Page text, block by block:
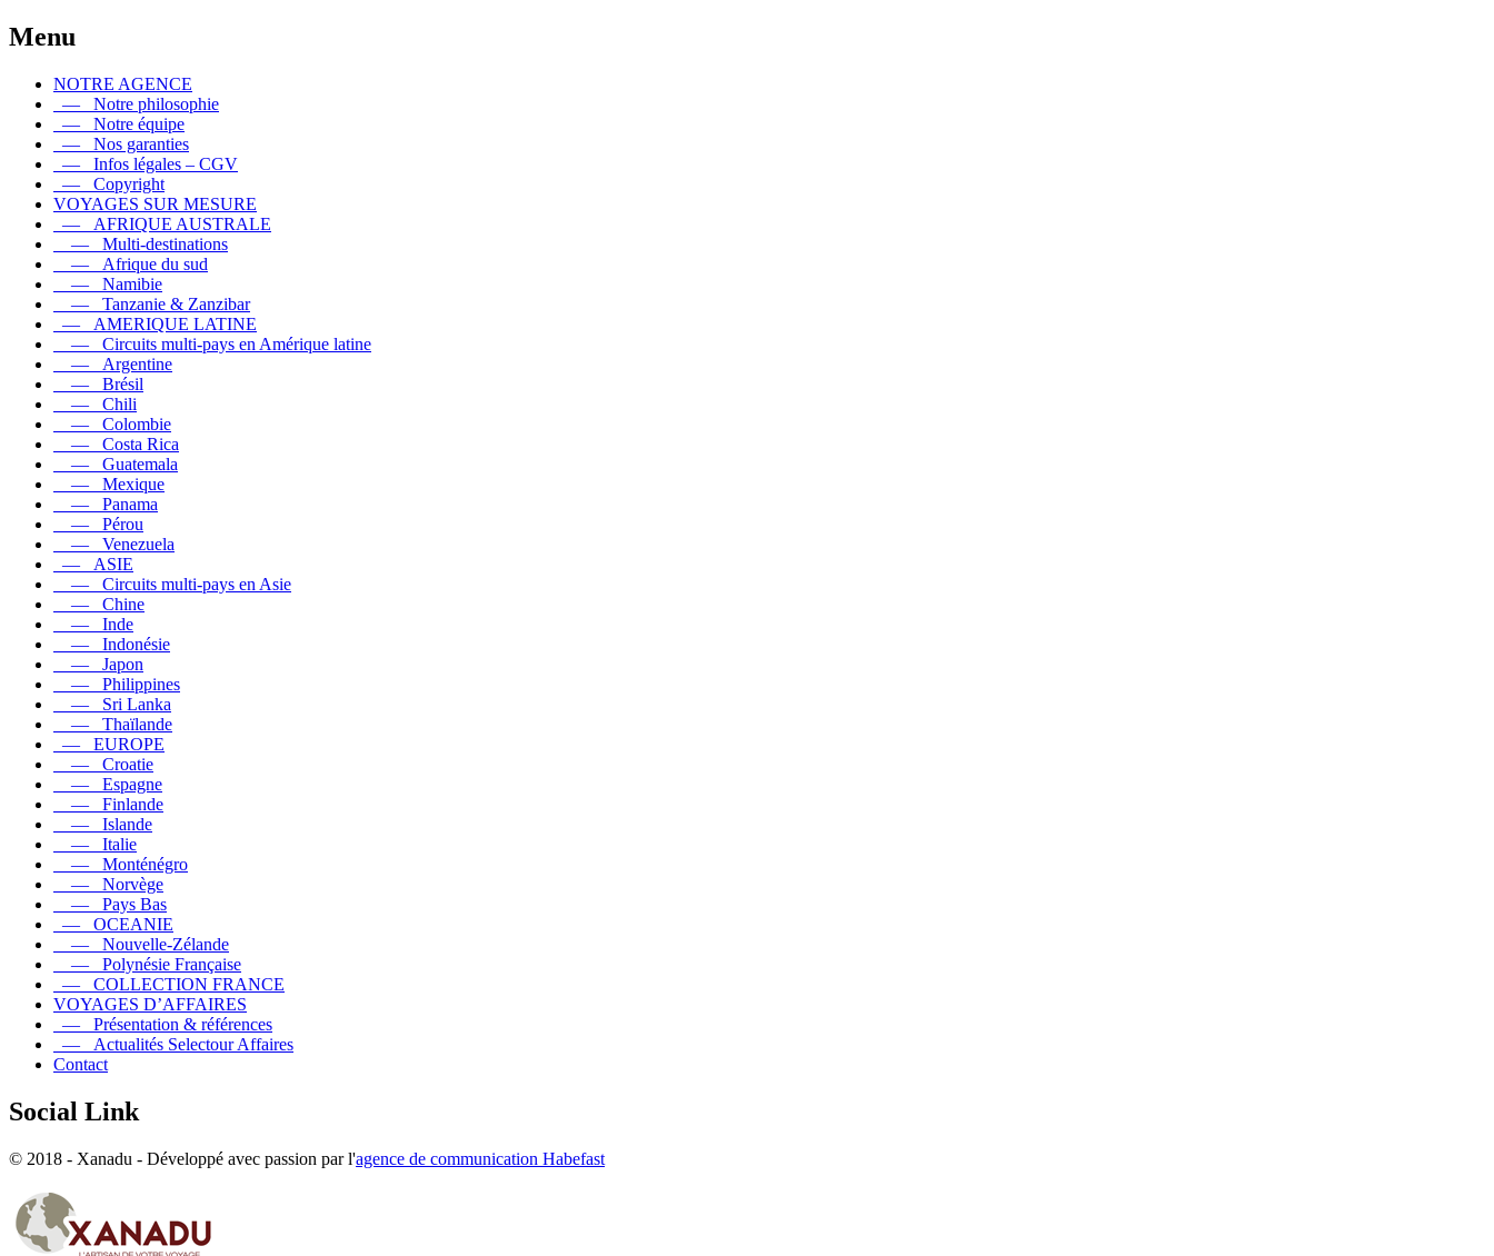
Menu
NOTRE AGENCE
— Notre philosophie
— Notre équipe
— Nos garanties
— Infos légales – CGV
— Copyright
VOYAGES SUR MESURE
— AFRIQUE AUSTRALE
— Multi-destinations
— Afrique du sud
— Namibie
— Tanzanie & Zanzibar
— AMERIQUE LATINE
— Circuits multi-pays en Amérique latine
— Argentine
— Brésil
— Chili
— Colombie
— Costa Rica
— Guatemala
— Mexique
— Panama
— Pérou
— Venezuela
— ASIE
— Circuits multi-pays en Asie
— Chine
— Inde
— Indonésie
— Japon
— Philippines
— Sri Lanka
— Thaïlande
— EUROPE
— Croatie
— Espagne
— Finlande
— Islande
— Italie
— Monténégro
— Norvège
— Pays Bas
— OCEANIE
— Nouvelle-Zélande
— Polynésie Française
— COLLECTION FRANCE
VOYAGES D’AFFAIRES
— Présentation & références
— Actualités Selectour Affaires
Contact
Social Link
© 2018 - Xanadu - Développé avec passion par l'agence de communication Habefast